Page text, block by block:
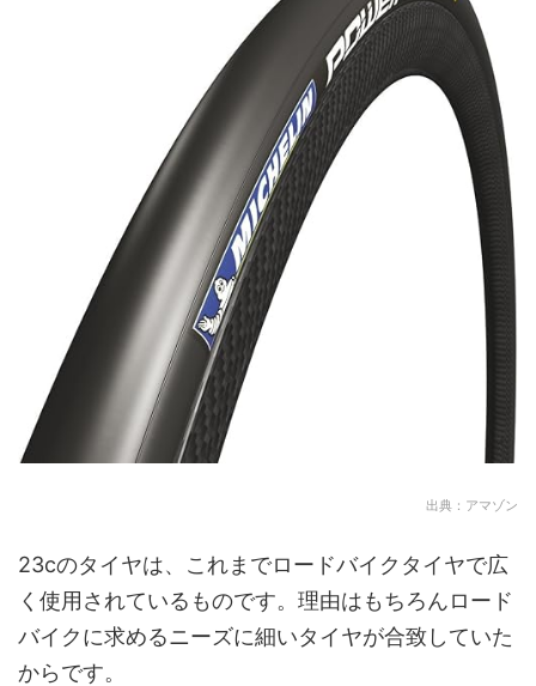
出典：アマゾン
23cのタイヤは、これまでロードバイクタイヤで広
く使用されているものです。理由はもちろんロード
バイクに求めるニーズに細いタイヤが合致していた
からです。